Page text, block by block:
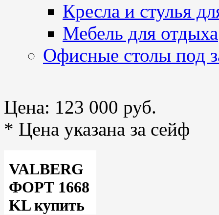
Кресла и стулья
Мебель для отдыха
Офисные столы под
Цена: 123 000 руб.
* Цена указана за сейф
VALBERG
ФОРТ 1668
KL купить